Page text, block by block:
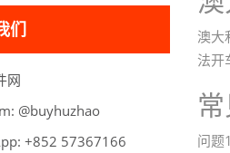
澳大
法开
问题
们
网
oahzuhyub@
66176375 258+